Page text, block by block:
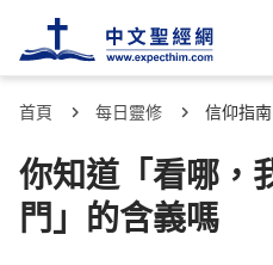
首頁 每日靈修 信仰指南
你知道「看哪，
門」的含義嗎